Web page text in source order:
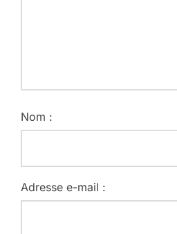
Nom :
Adresse e-mail :